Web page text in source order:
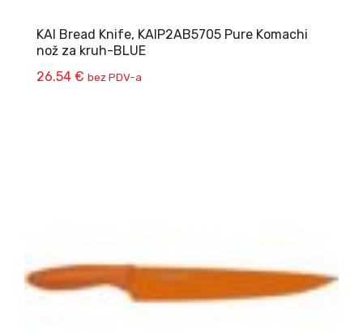
KAI Bread Knife, KAIP2AB5705 Pure Komachi
nož za kruh-BLUE
26.54 € bez PDV-a